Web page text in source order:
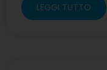
LEGGI TUTTO